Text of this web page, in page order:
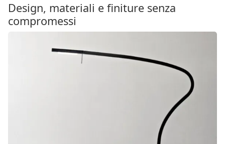
Design, materiali e finiture senza
compromessi